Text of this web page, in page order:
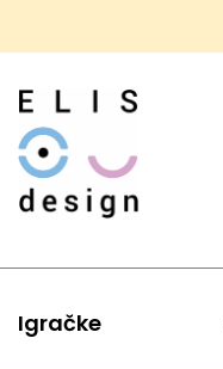
Igračke